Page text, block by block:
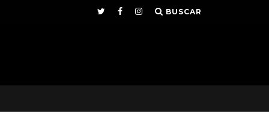
BUSCAR